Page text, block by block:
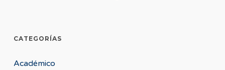
CATEGORÍAS
Académico